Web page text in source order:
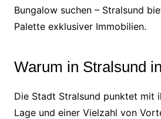
Bungalow suchen – Stralsund
Palette exklusiver Immobilien.
Warum in Stralsund
Die Stadt Stralsund punktet mit
Lage und einer Vielzahl von